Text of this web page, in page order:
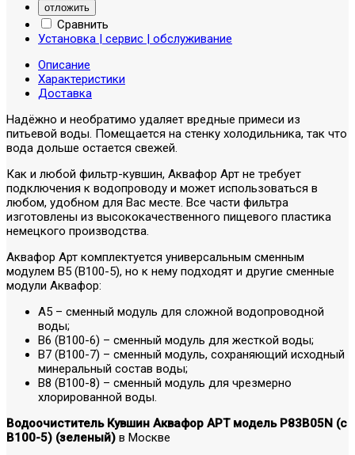
отложить
Сравнить
Установка | сервис | обслуживание
Описание
Характеристики
Доставка
Надёжно и необратимо удаляет вредные примеси из
питьевой воды. Помещается на стенку холодильника, так что
вода дольше остается свежей.
Как и любой фильтр-кувшин, Аквафор Арт не требует
подключения к водопроводу и может использоваться в
любом, удобном для Вас месте. Все части фильтра
изготовлены из высококачественного пищевого пластика
немецкого производства.
Аквафор Арт комплектуется универсальным сменным
модулем В5 (В100-5), но к нему подходят и другие сменные
модули Аквафор:
A5 – сменный модуль для сложной водопроводной
воды;
В6 (В100-6) – сменный модуль для жесткой воды;
В7 (В100-7) – сменный модуль, сохраняющий исходный
минеральный состав воды;
В8 (В100-8) – cменный модуль для чрезмерно
хлорированной воды.
Водоочиститель Кувшин Аквафор АРТ модель P83B05N (с
В100-5) (зеленый) в Москве